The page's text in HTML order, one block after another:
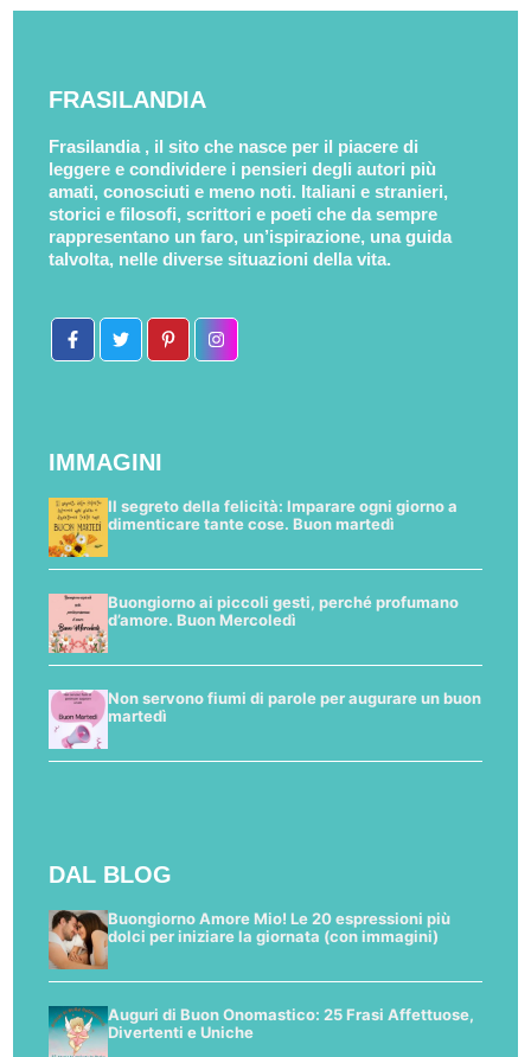
FRASILANDIA
Frasilandia , il sito che nasce per il piacere di
leggere e condividere i pensieri degli autori più
amati, conosciuti e meno noti. Italiani e stranieri,
storici e filosofi, scrittori e poeti che da sempre
rappresentano un faro, un’ispirazione, una guida
talvolta, nelle diverse situazioni della vita.
IMMAGINI
Il segreto della felicità: Imparare ogni giorno a
dimenticare tante cose. Buon martedì
Buongiorno ai piccoli gesti, perché profumano
d’amore. Buon Mercoledì
Non servono fiumi di parole per augurare un buon
martedì
DAL BLOG
Buongiorno Amore Mio! Le 20 espressioni più
dolci per iniziare la giornata (con immagini)
Auguri di Buon Onomastico: 25 Frasi Affettuose,
Divertenti e Uniche